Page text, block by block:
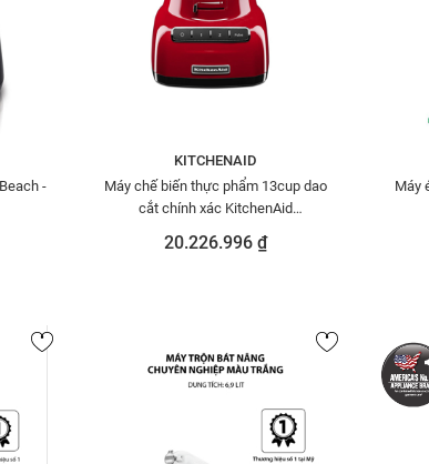
-
KITCHENAID
Máy chế biến thực phẩm 13cup dao
cắt chính xác KitchenAid
20.226.996 ₫
Máy